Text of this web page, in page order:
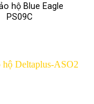
hộ Blue Eagle
PS09C